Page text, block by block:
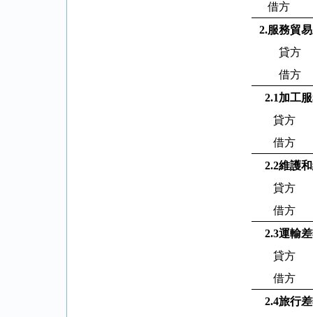
借方
2.服務貿
貸方
借方
2.1加工
貸方
借方
2.2維護
貸方
借方
2.3運輸
貸方
借方
2.4旅行